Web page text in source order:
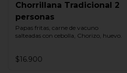
Chorrillana Tradicional 2
personas
Papas fritas, carne de vacuno
salteadas con cebolla, Chorizo, huevo.
$16.900